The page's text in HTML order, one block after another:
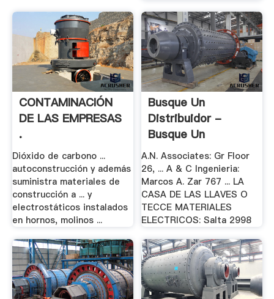
CONTAMINACIÓN
DE LAS EMPRESAS
.
Dióxido de carbono ...
autoconstrucción y además
suministra materiales de
construcción a ... y
electrostáticos instalados
en hornos, molinos ...
Busque Un
Distribuidor -
Busque Un
Integrador - .
A.N. Associates: Gr Floor
26, ... A & C Ingenieria:
Marcos A. Zar 767 ... LA
CASA DE LAS LLAVES O
TECCE MATERIALES
ELECTRICOS: Salta 2998